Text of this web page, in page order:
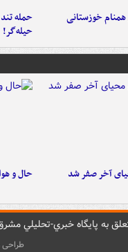
همنام خوزستانی
حمله
حیله‌گر!
آخر صفر شد حال و
به پایگاه خبري-تحليلي
طراحی